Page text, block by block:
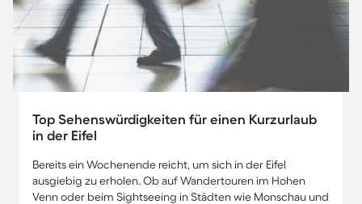
Top Sehenswürdigkeiten für einen Kurzurlaub
in der Eifel
Bereits ein Wochenende reicht, um sich in der Eifel
ausgiebig zu erholen. Ob auf Wandertouren im Hohen
Venn oder beim Sightseeing in Städten wie Monschau und